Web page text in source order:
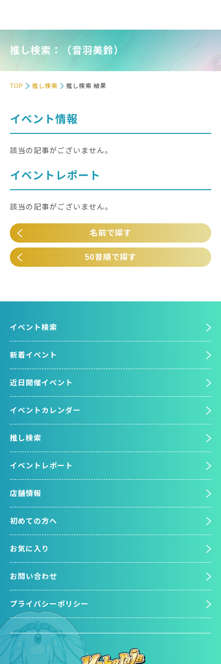
推し検索：（音羽美鈴）
TOP 推し検索 推し検索 結果
イベント情報
該当の記事がございません。
イベントレポート
該当の記事がございません。
名前で探す
50音順で探す
イベント検索
新着イベント
近日開催イベント
イベントカレンダー
推し検索
イベントレポート
店舗情報
初めての方へ
お気に入り
お問い合わせ
プライバシーポリシー